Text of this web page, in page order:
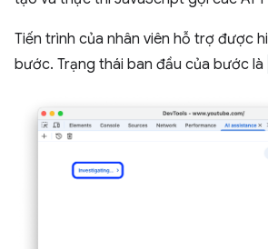
Tiến trình của nhân viên hỗ trợ được
bước. Trạng thái ban đầu của bước là